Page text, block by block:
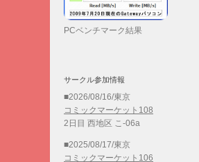
PCベンチマーク結果
サークル参加情報
■2026/08/16/東京
コミックマーケット108
2日目 西地区 こ-06a
■2025/08/17/東京
コミックマーケット106